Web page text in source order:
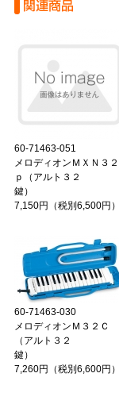
60-71463-051
メロディオンＭＸＮ３２
ｐ（アルト３２
鍵）
7,150円（税別6,500円）
60-71463-030
メロディオンＭ３２Ｃ
（アルト３２
鍵）
7,260円（税別6,600円）